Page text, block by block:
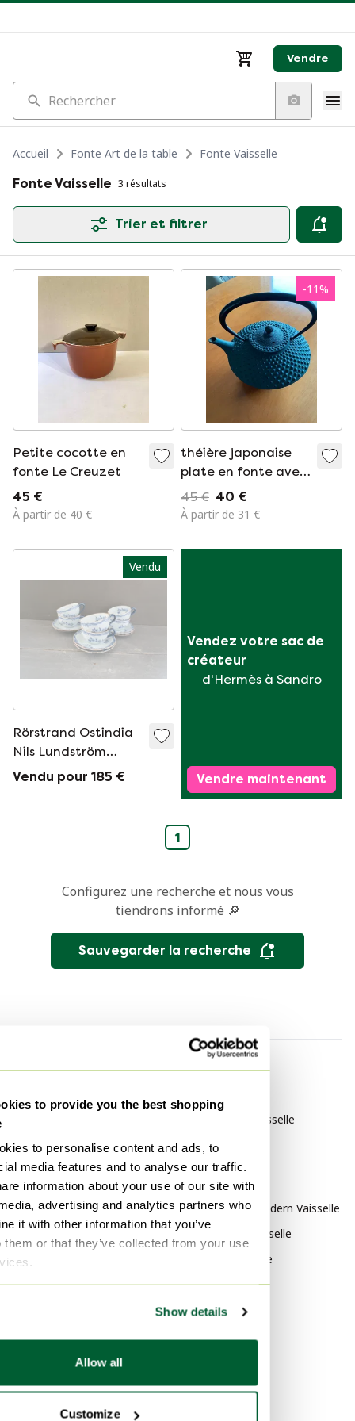
to provide you the best shopping
to personalise content and ads, to
media features and to analyse our traffic.
information about your use of our site with
advertising and analytics partners who
it with other information that you’ve
them or that they’ve collected from your use
Show details
Allow all
Customize
Vendre
Rechercher
Accueil Fonte Art de la table
Fonte Vaisselle
Fonte Vaisselle 3 résultats
Trier et filtrer
Petite cocotte en
fonte Le Creuzet
45 €
À partir de 40 €
-11%
théière japonaise
plate en fonte avec
chauffe-théière
45 € 40 €
À partir de 31 €
Vendu
Rörstrand Ostindia
Nils Lundström
tasse + soucoupe 6 x
Vendu pour 185 €
Vendez votre sac de
créateur
d'Hermès à Sandro
Vendre maintenant
1
Configurez une recherche et nous vous
tiendrons informé 🔎
Sauvegarder la recherche
Catégorie
Fonte Accessoires de table
Marque
Nachtmann Vaisselle
Bvlgari Vaisselle
Style
Mid Century Modern Vaisselle
Scandinave Vaisselle
Vintage Vaisselle
Couleur